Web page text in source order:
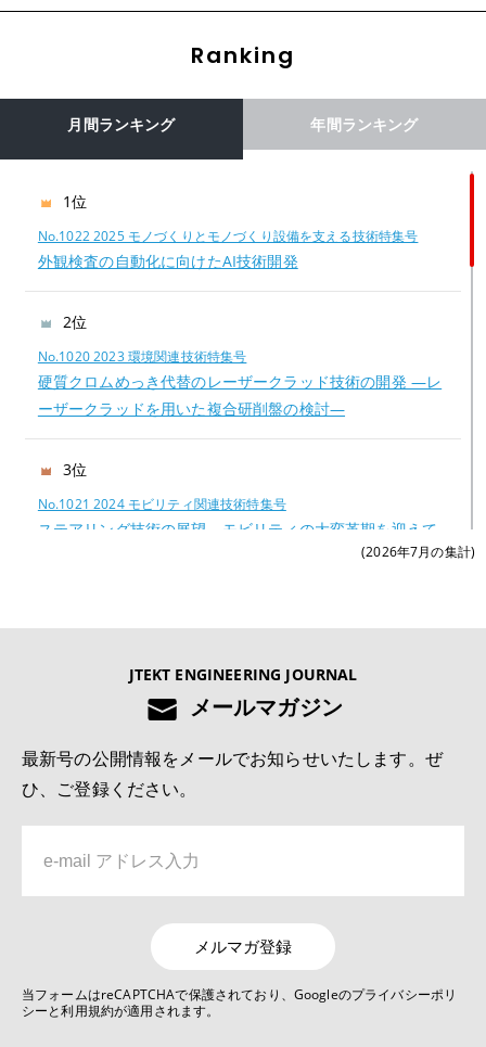
Ranking
月間ランキング 年間ランキング
1位
No.1022 2025 モノづくりとモノづくり設備を支える技術特集号
外観検査の自動化に向けたAI技術開発
2位
No.1020 2023 環境関連技術特集号
硬質クロムめっき代替のレーザークラッド技術の開発 —レ
ーザークラッドを用いた複合研削盤の検討—
3位
No.1021 2024 モビリティ関連技術特集号
ステアリング技術の展望―モビリティの大変革期を迎えて
切削工具の異常検知および寿命予測システムの開発
No.1022 2025 モノづくりとモノづくり設備を支える技術特集号
深溝玉軸受用樹脂保持器の疲労強度解析技術
6位
No.1019 2022 自動車関連技術特集号
No.1022 2025 モノづくりとモノづくり設備を支える技術特集号
(2026年7月の集計)
JTEKT ENGINEERING JOURNAL
メールマガジン
最新号の公開情報をメールでお知らせいたします。ぜ
ひ、ご登録ください。
メルマガ登録
当フォームはreCAPTCHAで保護されており、Googleのプライバシーポリ
シーと利用規約が適用されます。